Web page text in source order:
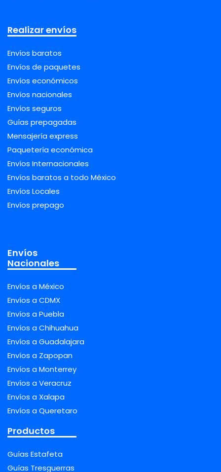
Realizar envíos
Envíos baratos
Envíos de paquetes
Envíos económicos
Envíos nacionales
Envíos seguros
Guías prepagadas
Mensajería express
Paquetería económica
Envíos Internacionales
Envíos baratos a todo México
Envíos Locales
Envíos prepago
Envíos
Nacionales
Envíos a México
Envíos a CDMX
Envíos a Puebla
Envíos a Chihuahua
Envíos a Guadalajara
Envíos a Zapopan
Envíos a Monterrey
Envíos a Veracruz
Envíos a Xalapa
Envíos a Queretaro
Productos
Guías Estafeta
Guías Tresguerras